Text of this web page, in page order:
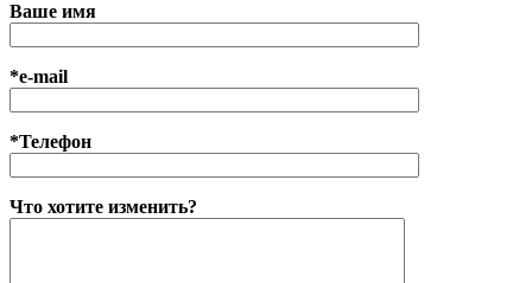
Ваше имя
*e-mail
*Телефон
Что хотите изменить?